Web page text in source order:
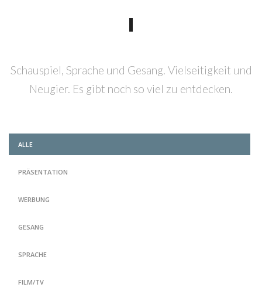
Schauspiel, Sprache und Gesang. Vielseitigkeit und
Neugier. Es gibt noch so viel zu entdecken.
ALLE
PRÄSENTATION
WERBUNG
GESANG
SPRACHE
FILM/TV